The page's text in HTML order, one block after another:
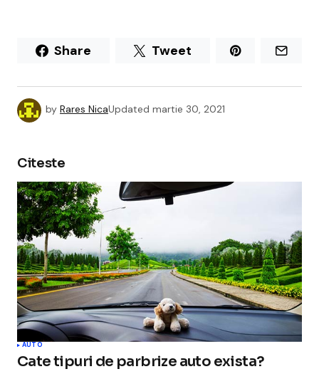
Share Tweet
by Rares NicaUpdated martie 30, 2021
Citeste
AUTO
Cate tipuri de parbrize auto exista?